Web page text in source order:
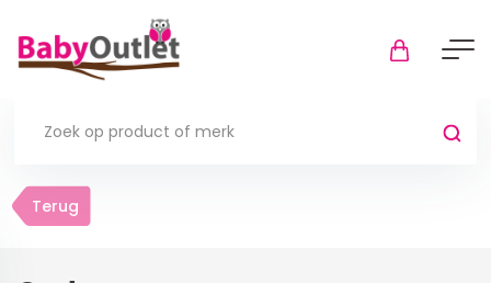
Terug
Terug